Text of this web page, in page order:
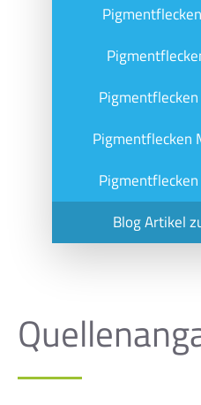
Pigmentflecken
Blog Artikel